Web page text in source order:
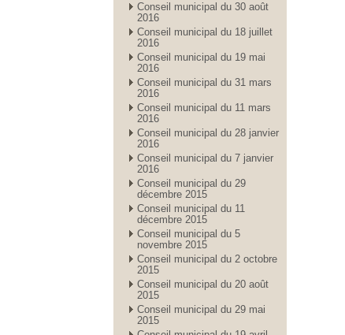
Conseil municipal du 30 août
2016
Conseil municipal du 18 juillet
2016
Conseil municipal du 19 mai
2016
Conseil municipal du 31 mars
2016
Conseil municipal du 11 mars
2016
Conseil municipal du 28 janvier
2016
Conseil municipal du 7 janvier
2016
Conseil municipal du 29
décembre 2015
Conseil municipal du 11
décembre 2015
Conseil municipal du 5
novembre 2015
Conseil municipal du 2 octobre
2015
Conseil municipal du 20 août
2015
Conseil municipal du 29 mai
2015